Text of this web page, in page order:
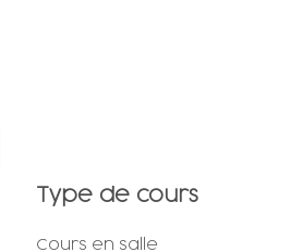
Type de cours
Cours en salle